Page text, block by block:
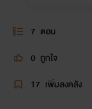
7 ตอน
0 ถูกใจ
17 เพิ่มลงคลัง